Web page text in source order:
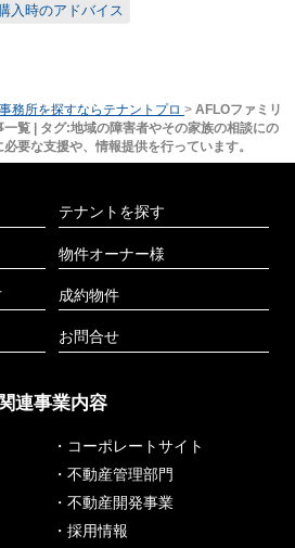
入時のアドバイス
務所を探すならテナントプロ > AFLOファミリ
覧 | タグ:地域の障害者やその家族の相談にの
要な支援や、情報提供を行っています。
テナントを探す
物件オーナー様
成約物件
お問合せ
関連事業内容
・コーポレートサイト
・不動産管理部門
・不動産開発事業
・採用情報